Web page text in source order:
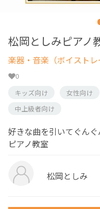
松岡としみピアノ
楽器・音楽（ボイストレ
0
キッズ向け
女性向け
中上級者向け
好きな曲を引いてぐん
ピアノ教室
松岡としみ